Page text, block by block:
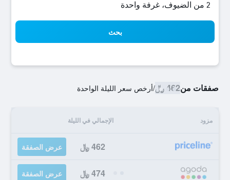
2 من الضيوف، غرفة واحدة
بحث
صفقات من462 ﷼ /أرخص سعر الليلة الواحدة
مزود الإجمالي في الليلة
462 ﷼ عرض الصفقة
474 ﷼ عرض الصفقة